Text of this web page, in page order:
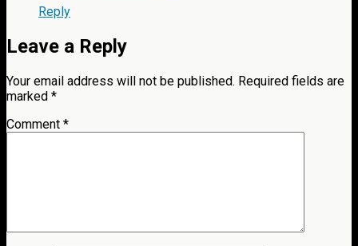
Reply
Leave a Reply
Your email address will not be published. Required fields are
marked *
Comment *